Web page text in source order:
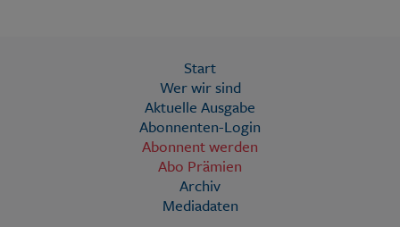
Start
Wer wir sind
Aktuelle Ausgabe
Abonnenten-Login
Abonnent werden
Abo Prämien
Archiv
Mediadaten